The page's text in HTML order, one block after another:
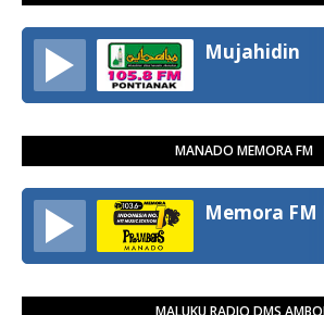
Mujahidin
MANADO MEMORA FM
MALUKU RADIO DMS